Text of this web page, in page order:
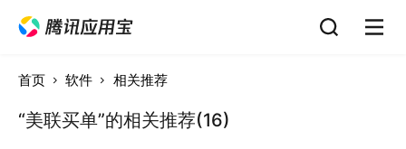
首页 软件 相关推荐
“美联买单”的相关推荐(16)